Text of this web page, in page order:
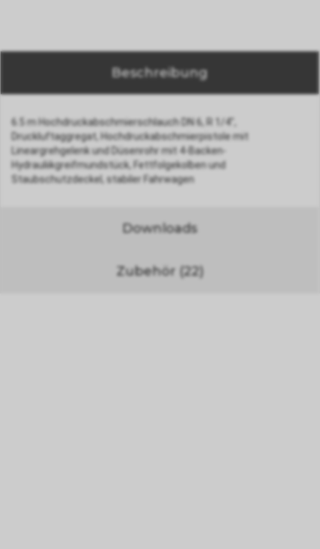
Beschreibung
6.5 m Hochdruckabschmierschlauch DN 6, R 1/4",
Druckluftaggregat, Hochdruckabschmierpistole mit
Lineargrehgelenk und Düsenrohr mit 4-Backen-
Hydrauliikgreifmundstück, Fettfolgekolben und
Staubschutzdeckel, stabiler Fahrwagen
Downloads
Zubehör (22)